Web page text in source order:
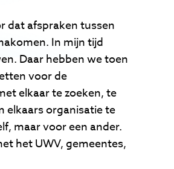
dat afspraken tussen
In mijn tijd
Daar hebben we toen
voor de
elkaar te zoeken, te
elkaars organisatie te
maar voor een ander.
het UWV, gemeentes,